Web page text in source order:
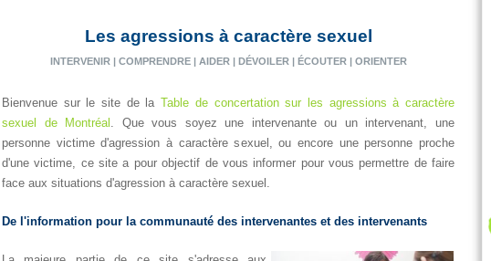
Lesagressionsàcaractèresexuel
INTERVENIR|COMPRENDRE|AIDER|DÉVOILER|ÉCOUTER|ORIENTER
BienvenuesurlesitedelaTabledeconcertationsurlesagressionsàcaractère
sexueldeMontréal .Quevoussoyezuneintervenanteouunintervenant,une
personnevictimed'agressionàcaractèresexuel,ouencoreunepersonneproche
d'unevictime,cesiteapourobjectifdevousinformerpourvouspermettredefaire
faceauxsituationsd'agressionàcaractèresexuel.
Del'informationpourlacommunautédesintervenantesetdesintervenants